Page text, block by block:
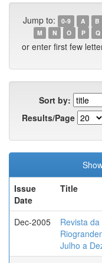
Jump to: 0-9 A B
M
N O P Q
or enter first few
Sort by:
Results/Page
Issue
Date
Title
Dec-2005
Revista
Julho a